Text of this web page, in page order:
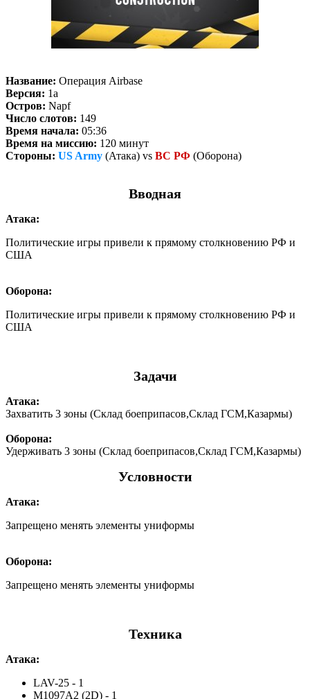
Название: Операция Airbase
Версия: 1a
Остров: Napf
Число слотов: 149
Время начала: 05:36
Время на миссию: 120 минут
Стороны: US Army (Атака) vs ВС РФ (Оборона)
Вводная
Атака:
Политические игры привели к прямому столкновению РФ и
США
Оборона:
Политические игры привели к прямому столкновению РФ и
США
Задачи
Атака:
Захватить 3 зоны (Склад боеприпасов,Склад ГСМ,Казармы)
Оборона:
Удерживать 3 зоны (Склад боеприпасов,Склад ГСМ,Казармы)
Условности
Атака:
Запрещено менять элементы униформы
Оборона:
Запрещено менять элементы униформы
Техника
Атака:
LAV-25 - 1
M1097A2 (2D) - 1